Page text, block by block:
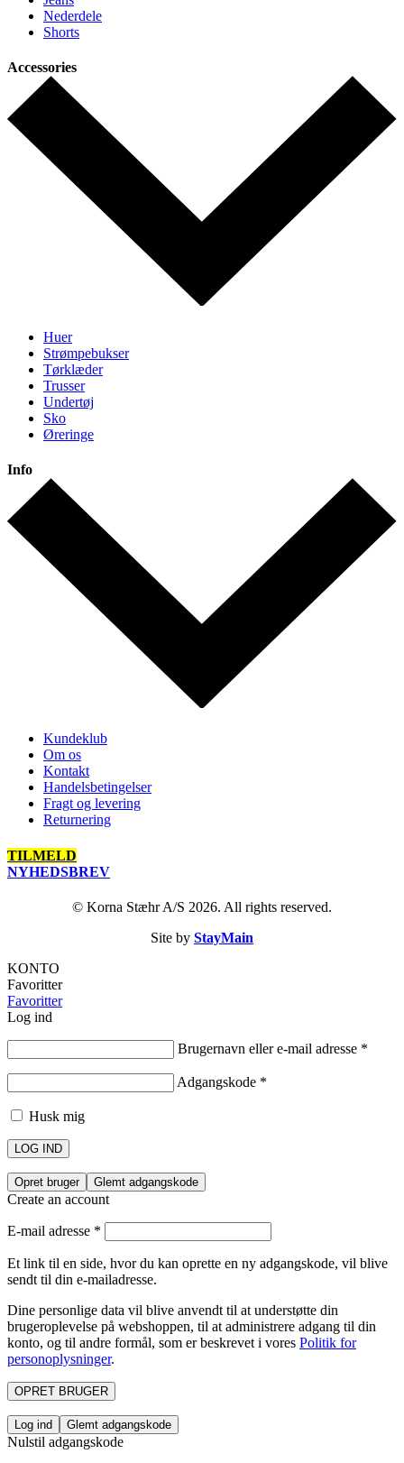
Nederdele
Shorts
Accessories
Huer
Strømpebukser
Tørklæder
Trusser
Undertøj
Sko
Øreringe
Info
Kundeklub
Om os
Kontakt
Handelsbetingelser
Fragt og levering
Returnering
TILMELD
NYHEDSBREV
© Korna Stæhr A/S 2026. All rights reserved.
Site by StayMain
KONTO
Favoritter
Favoritter
Log ind
Brugernavn eller e-mail adresse *
Adgangskode *
Husk mig
LOG IND
Opret bruger Glemt adgangskode
Create an account
E-mail adresse *
Et link til en side, hvor du kan oprette en ny adgangskode, vil blive
sendt til din e-mailadresse.
Dine personlige data vil blive anvendt til at understøtte din
brugeroplevelse på webshoppen, til at administrere adgang til din
konto, og til andre formål, som er beskrevet i vores Politik for
personoplysninger.
OPRET BRUGER
Log ind Glemt adgangskode
Nulstil adgangskode